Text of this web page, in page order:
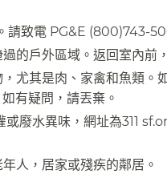
請致電 PG&E (800)743-
的戶外區域。返回室內前
尤其是肉、家禽和魚類。
有疑問，請丟棄。​​
廢水異味，網址為311
人，居家或殘疾的鄰居。​​